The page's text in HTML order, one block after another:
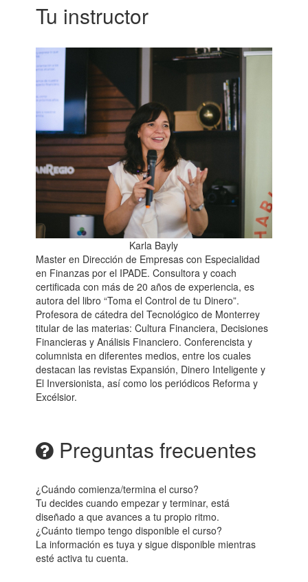
Tu instructor
Karla Bayly
Master en Dirección de Empresas con Especialidad
en Finanzas por el IPADE. Consultora y coach
certificada con más de 20 años de experiencia, es
autora del libro “Toma el Control de tu Dinero”.
Profesora de cátedra del Tecnológico de Monterrey
titular de las materias: Cultura Financiera, Decisiones
Financieras y Análisis Financiero. Conferencista y
columnista en diferentes medios, entre los cuales
destacan las revistas Expansión, Dinero Inteligente y
El Inversionista, así como los periódicos Reforma y
Excélsior.
Preguntas frecuentes
¿Cuándo comienza/termina el curso?
Tu decides cuando empezar y terminar, está
diseñado a que avances a tu propio ritmo.
¿Cuánto tiempo tengo disponible el curso?
La información es tuya y sigue disponible mientras
esté activa tu cuenta.